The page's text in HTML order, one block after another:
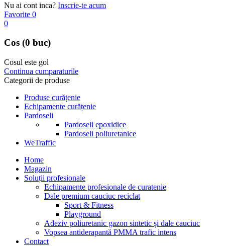
Nu ai cont inca? Inscrie-te acum
Favorite 0
0
Cos (0 buc)
Cosul este gol
Continua cumparaturile
Categorii de produse
Produse curățenie
Echipamente curățenie
Pardoseli
Pardoseli epoxidice
Pardoseli poliuretanice
WeTraffic
Home
Magazin
Soluții profesionale
Echipamente profesionale de curatenie
Dale premium cauciuc reciclat
Sport & Fitness
Playground
Adeziv poliuretanic gazon sintetic și dale cauciuc
Vopsea antiderapantă PMMA trafic intens
Contact